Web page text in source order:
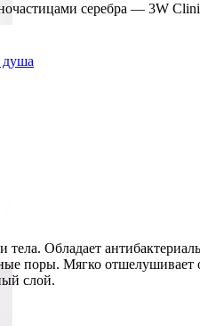
серебра — 3W
душа
Обладает
поры. Мягко отшелушивает
слой.